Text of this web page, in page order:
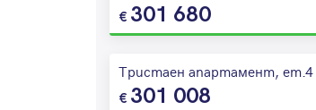
301 680
Тристаен апартамент, ет.4
301 008